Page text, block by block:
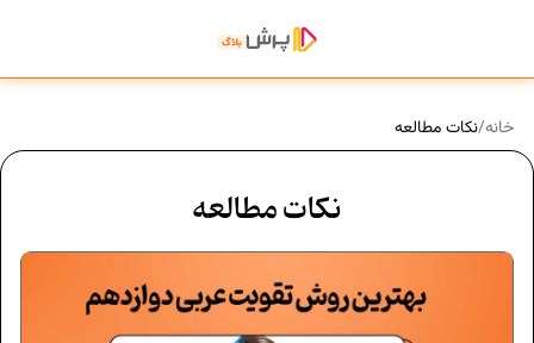
خانه/نکات مطالعه
نکات مطالعه